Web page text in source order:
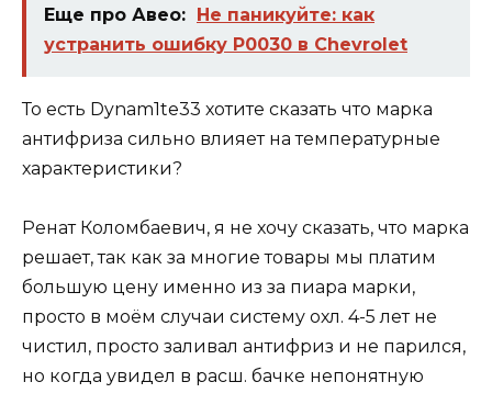
Еще про Авео: Не паникуйте: как
устранить ошибку P0030 в Chevrolet
То есть Dynam1te33 хотите сказать что марка
антифриза сильно влияет на температурные
характеристики?
Ренат Коломбаевич, я не хочу сказать, что марка
решает, так как за многие товары мы платим
большую цену именно из за пиара марки,
просто в моём случаи систему охл. 4-5 лет не
чистил, просто заливал антифриз и не парился,
но когда увидел в расш. бачке непонятную